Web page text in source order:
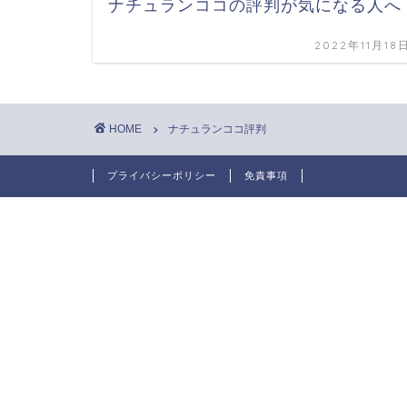
ナチュランココの評判が気になる人へ
2022年11月18
HOME ナチュランココ評判
プライバシーポリシー 免責事項